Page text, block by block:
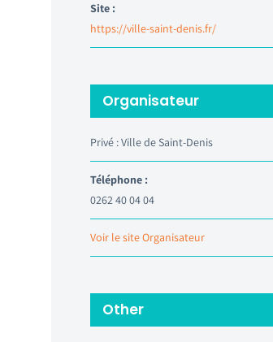
Site :
https://ville-saint-denis.fr/
Organisateur
Privé : Ville de Saint-Denis
Téléphone :
0262 40 04 04
Voir le site Organisateur
Other